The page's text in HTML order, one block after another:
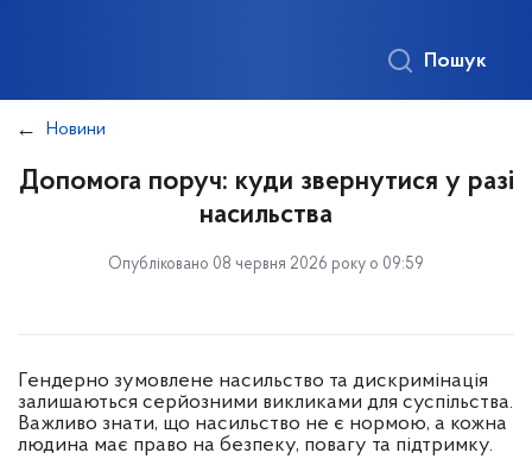
Пошук
Новини
Допомога поруч: куди звернутися у разі
насильства
Опубліковано 08 червня 2026 року о 09:59
Гендерно зумовлене насильство та дискримінація
залишаються серйозними викликами для суспільства.
Важливо знати, що насильство не є нормою, а кожна
людина має право на безпеку, повагу та підтримку.